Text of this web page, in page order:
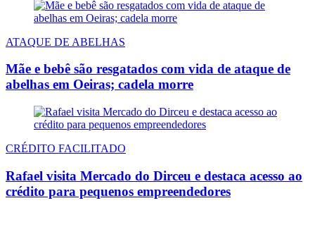
ATAQUE DE ABELHAS
Mãe e bebê são resgatados com vida de ataque de
abelhas em Oeiras; cadela morre
CRÉDITO FACILITADO
Rafael visita Mercado do Dirceu e destaca acesso ao
crédito para pequenos empreendedores